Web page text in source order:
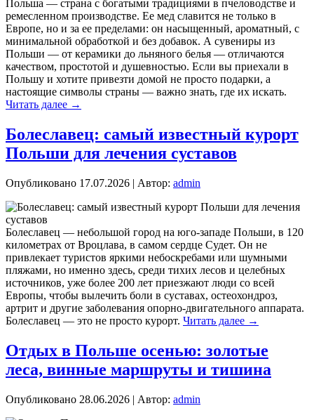
Польша — страна с богатыми традициями в пчеловодстве и
ремесленном производстве. Ее мед славится не только в
Европе, но и за ее пределами: он насыщенный, ароматный, с
минимальной обработкой и без добавок. А сувениры из
Польши — от керамики до льняного белья — отличаются
качеством, простотой и душевностью. Если вы приехали в
Польшу и хотите привезти домой не просто подарки, а
настоящие символы страны — важно знать, где их искать.
Читать далее →
Болеславец: самый известный курорт
Польши для лечения суставов
Опубликовано 17.07.2026 | Автор: admin
Болеславец — небольшой город на юго-западе Польши, в 120
километрах от Вроцлава, в самом сердце Судет. Он не
привлекает туристов яркими небоскребами или шумными
пляжами, но именно здесь, среди тихих лесов и целебных
источников, уже более 200 лет приезжают люди со всей
Европы, чтобы вылечить боли в суставах, остеохондроз,
артрит и другие заболевания опорно-двигательного аппарата.
Болеславец — это не просто курорт. Читать далее →
Отдых в Польше осенью: золотые
леса, винные маршруты и тишина
Опубликовано 28.06.2026 | Автор: admin